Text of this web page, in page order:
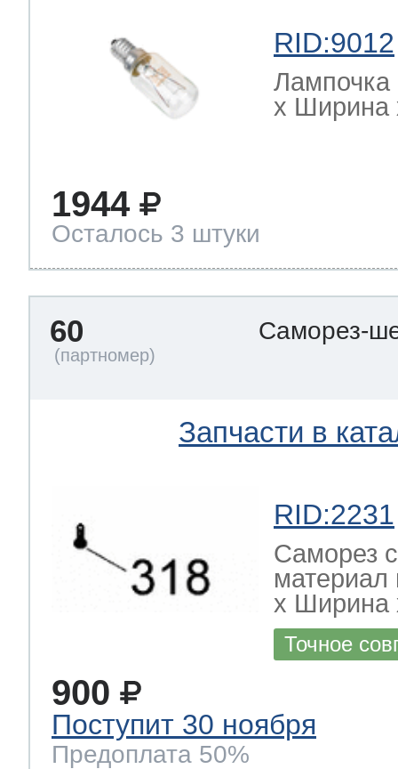
RID:9012
Лампочка
х Ширина
1944
Осталось 3 штуки
60 Саморез-
Запчасти в
RID:2231
Саморез
х Ширина
Точное
900
Поступит 30 ноября
Предоплата 50%